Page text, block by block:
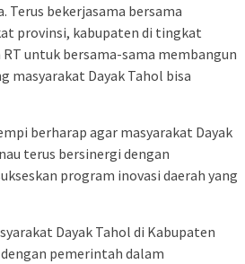
Terus bekerjasama bersama
provinsi, kabupaten di tingkat
untuk bersama-sama membangun
masyarakat Dayak Tahol bisa
berharap agar masyarakat Dayak
terus bersinergi dengan
program inovasi daerah yang
Dayak Tahol di Kabupaten
pemerintah dalam